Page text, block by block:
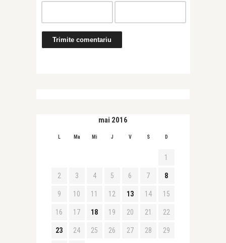
mai 2016
L Ma Mi J V S D
1
2 3 4 5 6 7 8
9 10 11 12 13 14 15
16 17 18 19 20 21 22
23 24 25 26 27 28 29